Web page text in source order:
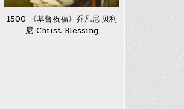
1500 《基督祝福》乔凡尼·贝利
尼 Christ Blessing